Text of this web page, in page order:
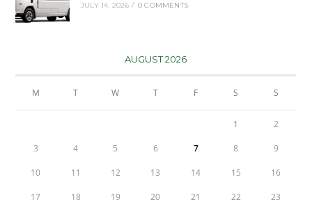
JULY 14, 2026 / 0 COMMENTS
AUGUST 2026
M T W T F S S
1 2
3 4 5 6 7 8 9
10 11 12 13 14 15 16
17 18 19 20 21 22 23